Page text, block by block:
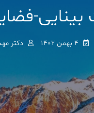
4 بهمن 1402 دکتر